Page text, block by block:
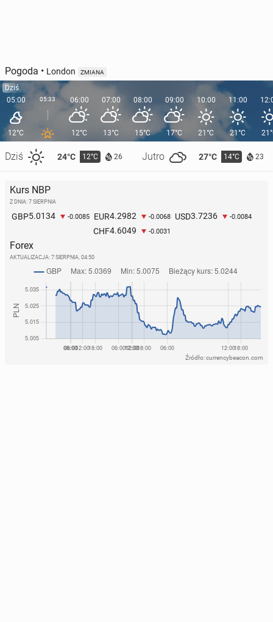
Pogoda • London ZMIANA
Dziś
05:00
12°C
Dziś 24°C 12°C 26 Jutro 27°C 14°C 23
05:33 06:00
12°C
07:00
13°C
08:00
15°C
09:00
17°C
10:00
21°C
11:00
21°C
Kurs NBP
Z DNIA: 7 SIERPNIA
GBP5.0134 -0.0085 EUR4.2982 -0.0068 USD3.7236 -0.0084
CHF4.6049 -0.0031
Forex
AKTUALIZACJA: 7 SIERPNIA, 04:50
Źródło: currencybeacon.com